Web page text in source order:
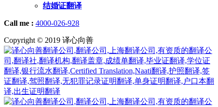
结婚证翻译
Call me : 4000-026-928
Copyright © 2019 译心向善